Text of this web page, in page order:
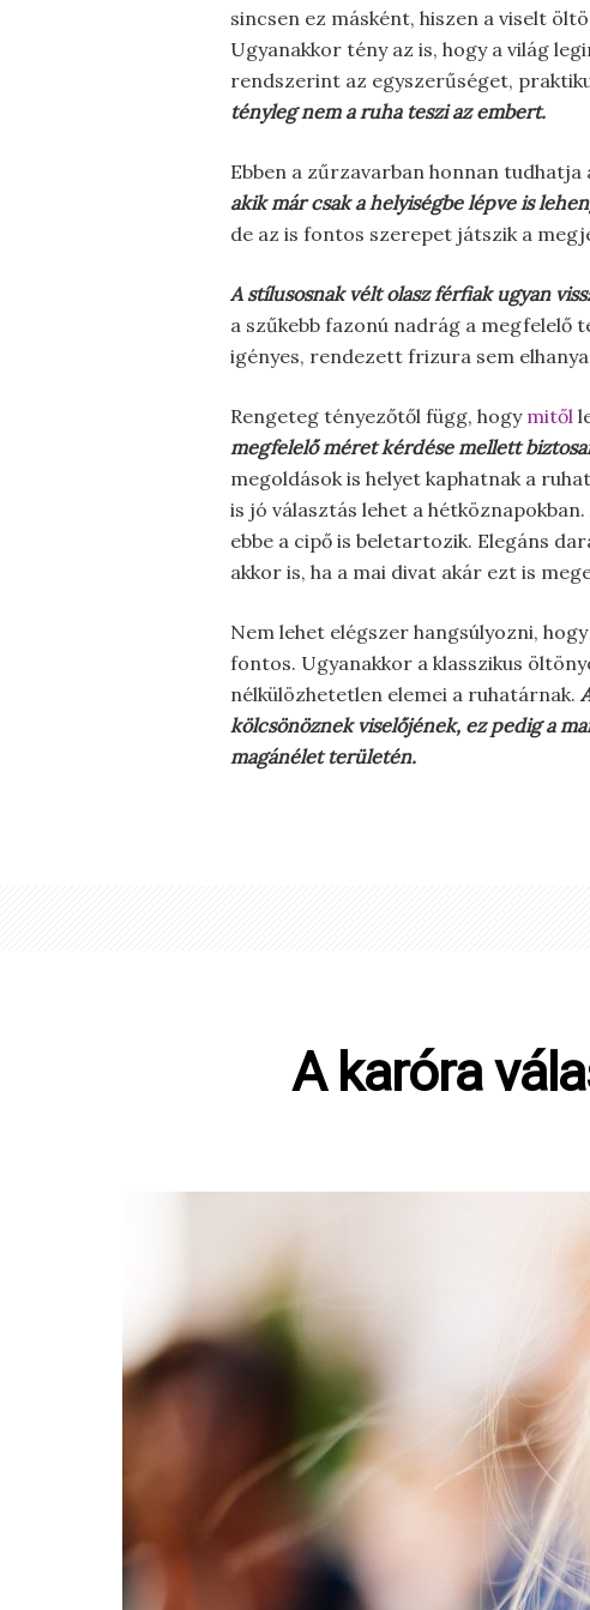
sincsen ez másként, hiszen a viselt
Ugyanakkor tény az is, hogy a világ
rendszerint az egyszerűséget,
tényleg nem a ruha teszi az embert.
Ebben a zűrzavarban honnan
akik már csak a helyiségbe lépve is
de az is fontos szerepet játszik a
A stílusosnak vélt olasz férfiak ugyan
a szűkebb fazonú nadrág a
igényes, rendezett frizura sem
Rengeteg tényezőtől függ, hogy mitől
megfelelő méret kérdése mellett
megoldások is helyet kaphatnak a
is jó választás lehet a hétköznapokban.
ebbe a cipő is beletartozik. Elegáns
akkor is, ha a mai divat akár ezt is
Nem lehet elégszer hangsúlyozni,
fontos. Ugyanakkor a klasszikus
nélkülözhetetlen elemei a ruhatárnak.
kölcsönöznek viselőjének, ez pedig a
magánélet területén.
A karóra